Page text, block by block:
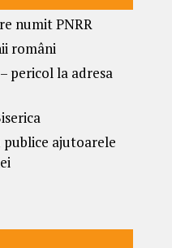
numit PNRR
români
pericol la adresa
publice ajutoarele